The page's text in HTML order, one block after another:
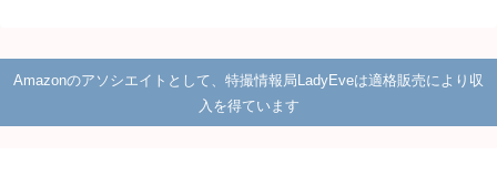
Amazonのアソシエイトとして、特撮情報局LadyEveは適格販売により収
入を得ています